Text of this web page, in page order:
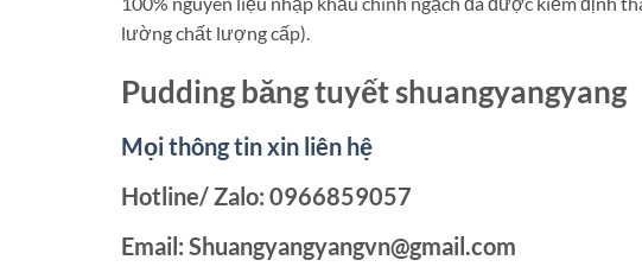
lường chất lượng cấp).
Pudding băng tuyết shuangyangyang
Mọi thông tin xin liên hệ
Hotline/ Zalo: 0966859057
Email: Shuangyangyangvn@gmail.com